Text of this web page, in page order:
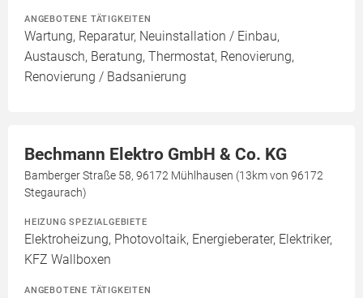
ANGEBOTENE TÄTIGKEITEN
Wartung, Reparatur, Neuinstallation / Einbau,
Austausch, Beratung, Thermostat, Renovierung,
Renovierung / Badsanierung
Bechmann Elektro GmbH & Co. KG
Bamberger Straße 58, 96172 Mühlhausen (13km von 96172
Stegaurach)
HEIZUNG SPEZIALGEBIETE
Elektroheizung, Photovoltaik, Energieberater, Elektriker,
KFZ Wallboxen
ANGEBOTENE TÄTIGKEITEN